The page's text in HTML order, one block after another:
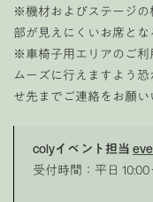
※機材およびステージの
部が見えにくいお席とな
※車椅子用エリアのご利
ムーズに行えますよう
せ先までご連絡をお願い
colyイベント担当
受付時間：平日